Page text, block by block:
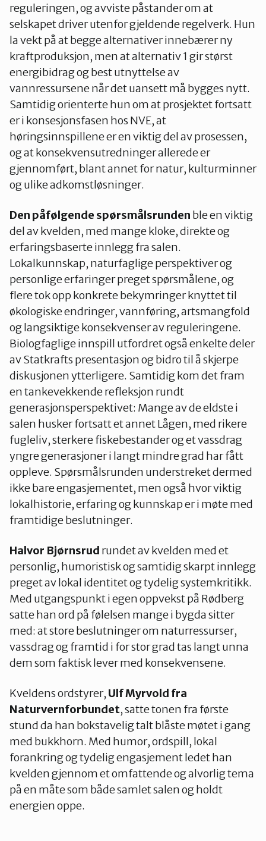
reguleringen, og avviste påstander om at
selskapet driver utenfor gjeldende regelverk. Hun
la vekt på at begge alternativer innebærer ny
kraftproduksjon, men at alternativ 1 gir størst
energibidrag og best utnyttelse av
vannressursene når det uansett må bygges nytt.
Samtidig orienterte hun om at prosjektet fortsatt
er i konsesjonsfasen hos NVE, at
høringsinnspillene er en viktig del av prosessen,
og at konsekvensutredninger allerede er
gjennomført, blant annet for natur, kulturminner
og ulike adkomstløsninger.
Den påfølgende spørsmålsrunden ble en viktig
del av kvelden, med mange kloke, direkte og
erfaringsbaserte innlegg fra salen.
Lokalkunnskap, naturfaglige perspektiver og
personlige erfaringer preget spørsmålene, og
flere tok opp konkrete bekymringer knyttet til
økologiske endringer, vannføring, artsmangfold
og langsiktige konsekvenser av reguleringene.
Biologfaglige innspill utfordret også enkelte deler
av Statkrafts presentasjon og bidro til å skjerpe
diskusjonen ytterligere. Samtidig kom det fram
en tankevekkende refleksjon rundt
generasjonsperspektivet: Mange av de eldste i
salen husker fortsatt et annet Lågen, med rikere
fugleliv, sterkere fiskebestander og et vassdrag
yngre generasjoner i langt mindre grad har fått
oppleve. Spørsmålsrunden understreket dermed
ikke bare engasjementet, men også hvor viktig
lokalhistorie, erfaring og kunnskap er i møte med
framtidige beslutninger.
Halvor Bjørnsrud rundet av kvelden med et
personlig, humoristisk og samtidig skarpt innlegg
preget av lokal identitet og tydelig systemkritikk.
Med utgangspunkt i egen oppvekst på Rødberg
satte han ord på følelsen mange i bygda sitter
med: at store beslutninger om naturressurser,
vassdrag og framtid i for stor grad tas langt unna
dem som faktisk lever med konsekvensene.
Kveldens ordstyrer, Ulf Myrvold fra
Naturvernforbundet, satte tonen fra første
stund da han bokstavelig talt blåste møtet i gang
med bukkhorn. Med humor, ordspill, lokal
forankring og tydelig engasjement ledet han
kvelden gjennom et omfattende og alvorlig tema
på en måte som både samlet salen og holdt
energien oppe.